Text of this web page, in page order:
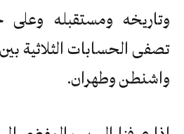
وتاريخه ومستقبله وعلى
تصفى الحسابات الثلاثية
واشنطن وطهران.